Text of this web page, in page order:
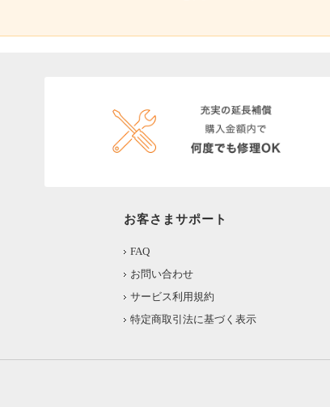
お客さまサポート
FAQ
お問い合わせ
サービス利用規約
特定商取引法に基づく表示